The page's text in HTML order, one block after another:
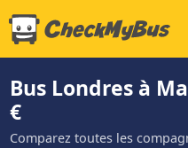
Bus Londres à
€
Comparez toutes les